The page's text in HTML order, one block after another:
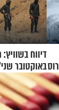
באוקטובר